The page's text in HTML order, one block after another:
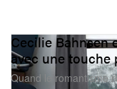
Cecilie Bahnsen
avec une touche
Quand le romantisme